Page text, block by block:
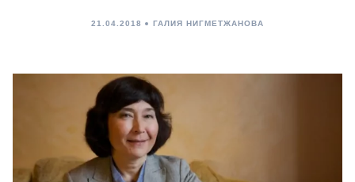
21.04.2018 ГАЛИЯ НИГМЕТЖАНОВА